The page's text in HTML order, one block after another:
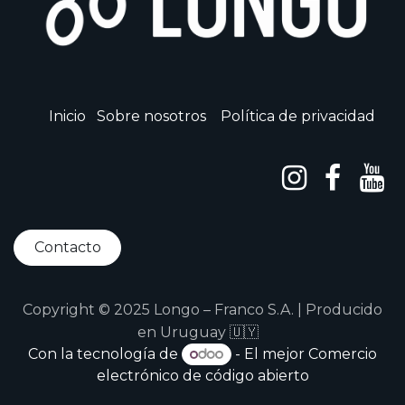
Inicio Sobre nosotros Política de privacidad
Contacto
Copyright © 2025 Longo – Franco S.A. | Producido
en Uruguay 🇺🇾
Con la tecnología de
- El mejor Comercio
electrónico de código abierto